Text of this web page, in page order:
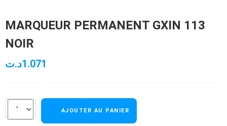
MARQUEUR PERMANENT GXIN 113
NOIR
1.071د.ت
AJOUTER AU PANIER